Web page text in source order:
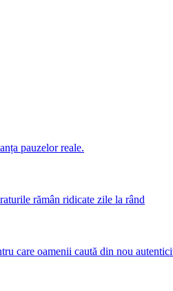
pauzelor reale.
rămân ridicate zile la rând
care oamenii caută din nou